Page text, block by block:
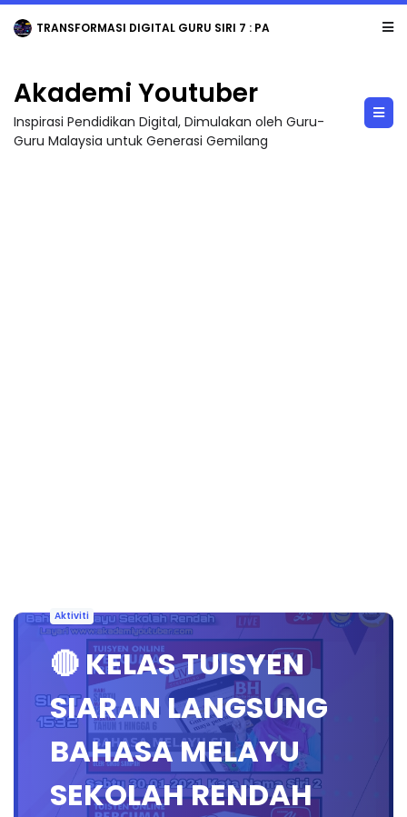
TRANSFORMASI DIGITAL GURU SIRI 7 : PAHLAWAN DIGITAL PENYELAMAT DUNIA
Akademi Youtuber
Inspirasi Pendidikan Digital, Dimulakan oleh Guru-
Guru Malaysia untuk Generasi Gemilang
Aktiviti
🔴 KELAS TUISYEN
SIARAN LANGSUNG
BAHASA MELAYU
SEKOLAH RENDAH